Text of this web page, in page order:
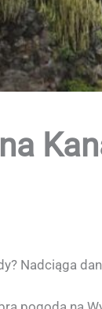
Nadciąga